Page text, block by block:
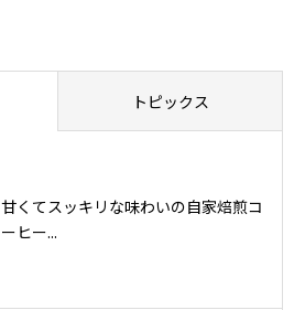
トピックス
甘くてスッキリな味わいの自家焙煎コ
ーヒー...